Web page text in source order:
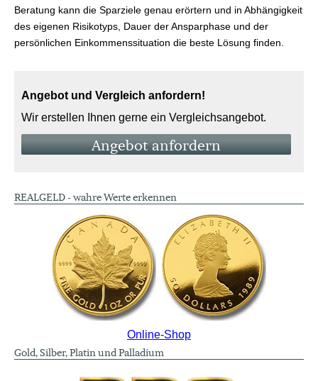
Beratung kann die Sparziele genau erörtern und in Abhängigkeit
des eigenen Risikotyps, Dauer der Ansparphase und der
persönlichen Einkommenssituation die beste Lösung finden.
Angebot und Vergleich anfordern!
Wir erstellen Ihnen gerne ein Vergleichsangebot.
An­ge­bot an­for­dern
REALGELD - wahre Werte erkennen
Online-Shop
Gold, Silber, Platin und Palladium